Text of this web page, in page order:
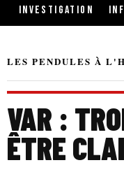
INVESTIGATION
LES PENDULES À
VAR :
ÊTRE